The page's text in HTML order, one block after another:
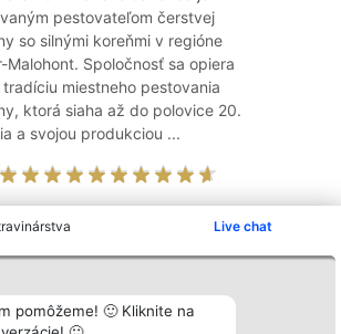
Live chat
pomôžeme! 🙂 Kliknite na
pestovateľom čerstvej
so silnými koreňmi v regióne
Malohont. Spoločnosť sa opiera
miestneho pestovania
ktorá siaha až do polovice 20.
a svojou produkciou ...
Hodnotenie
wszystkich
Laureatów
Kontakt